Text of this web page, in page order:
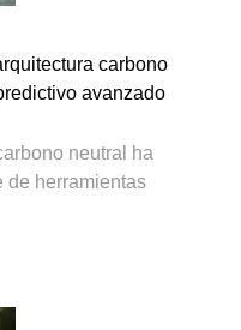
carbono
avanzado
neutral ha
de herramientas